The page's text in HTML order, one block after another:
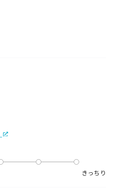
きっちり